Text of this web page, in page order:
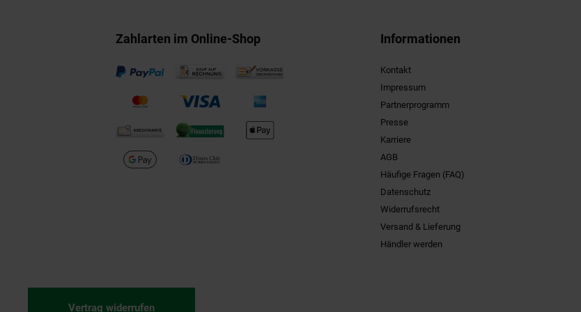
Zahlarten im Online-Shop Informationen
Kontakt
Impressum
Partnerprogramm
Presse
Karriere
AGB
Häufige Fragen (FAQ)
Datenschutz
Widerrufsrecht
Versand & Lieferung
Händler werden
Vertrag widerrufen